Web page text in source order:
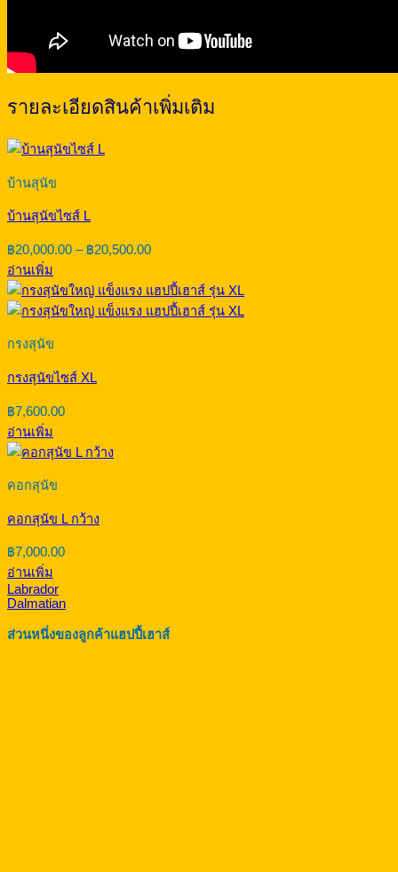
รายละเอียดสินค้าเพิ่มเติม
บ้านสุนัข
บ้านสุนัขไซส์ L
฿20,000.00 – ฿20,500.00Price
through
฿20,500.00
อ่านเพิ่ม
กรงสุนัข
กรงสุนัขไซส์ XL
฿7,600.00
อ่านเพิ่ม
คอกสุนัข
คอกสุนัข L กว้าง
฿7,000.00
อ่านเพิ่ม
Labrador
Dalmatian
ส่วนหนึ่งของลูกค้าแฮปปี้เฮาส์